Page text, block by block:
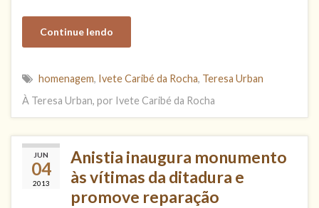
Continue lendo
homenagem, Ivete Caribé da Rocha, Teresa Urban
À Teresa Urban, por Ivete Caribé da Rocha
JUN
04
2013
Anistia inaugura monumento
às vítimas da ditadura e
promove reparação